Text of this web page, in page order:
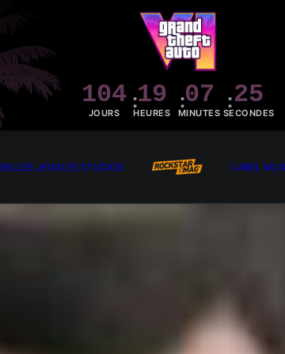
104
JOURS
19
HEURES
07
MINUTES
24
SECONDES
LES JEUXLES STUDIOS LABEL